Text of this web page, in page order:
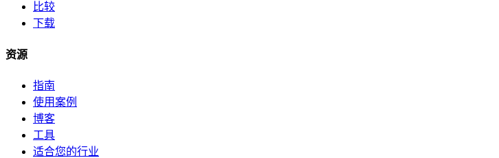
比较
下载
资源
指南
使用案例
博客
工具
适合您的行业